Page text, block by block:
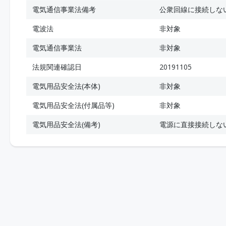
電気通信事業法備考
公衆回線に接続しな
電波法
非対象
電気通信事業法
非対象
法規関連確認日
20191105
電気用品安全法(本体)
非対象
電気用品安全法(付属品等)
非対象
電気用品安全法(備考)
電源に直接接続しな